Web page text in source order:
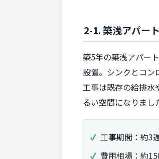
2-1. 築浅アパー
築5年の築浅アパー
設置。シンクとコン
工事は既存の給排水
るい空間になりまし
工事期間：約3
費用相場：約